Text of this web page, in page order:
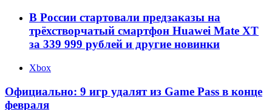
В России стартовали предзаказы на
трёхстворчатый смартфон Huawei Mate XT
за 339 999 рублей и другие новинки
Xbox
Официально: 9 игр удалят из Game Pass в конце
февраля